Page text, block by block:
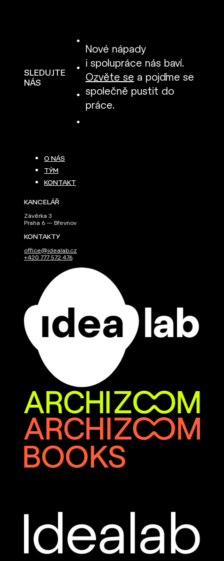
SLEDUJTE
NÁS
Nové nápady
i spolupráce nás baví.
Ozvěte se a pojďme se
společně pustit do
práce.
O NÁS
TÝM
KONTAKT
KANCELÁŘ
Závěrka 3
Praha 6 — Břevnov
KONTAKTY
office@idealab.cz
+420 777 572 476